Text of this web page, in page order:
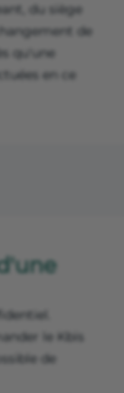
du siège
de
qu'une
en ce
le Kbis
de